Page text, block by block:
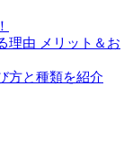
理由 メリット＆お
方と種類を紹介